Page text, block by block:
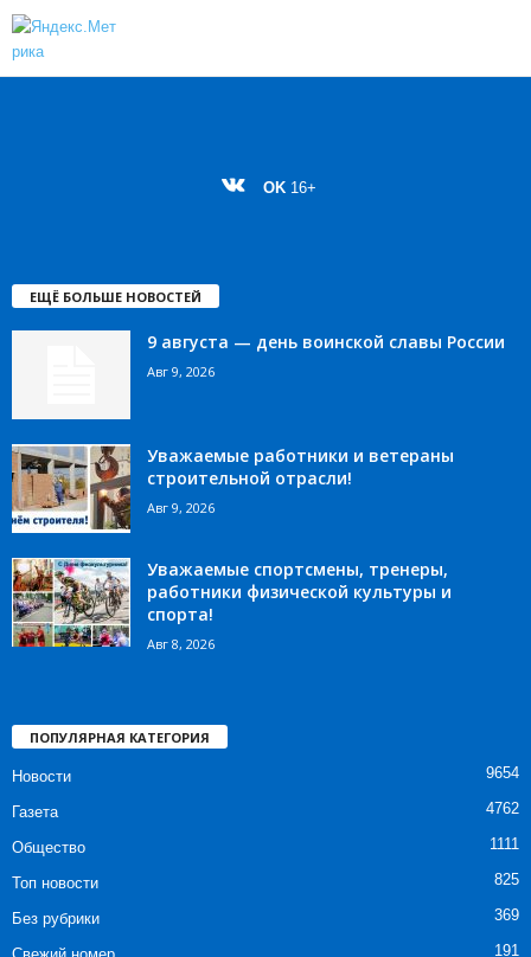
OK 16+
ЕЩЁ БОЛЬШЕ НОВОСТЕЙ
9 августа — день воинской славы России
Авг 9, 2026
Уважаемые работники и ветераны
строительной отрасли!
Авг 9, 2026
Уважаемые спортсмены, тренеры,
работники физической культуры и
спорта!
Авг 8, 2026
ПОПУЛЯРНАЯ КАТЕГОРИЯ
Новости 9654
Газета 4762
Общество 1111
Топ новости 825
Без рубрики 369
191